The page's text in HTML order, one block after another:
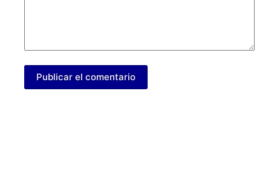
Publicar el comentario